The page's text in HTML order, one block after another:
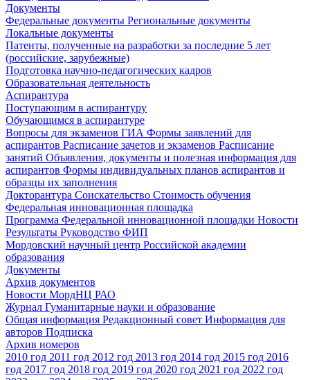
Документы
Федеральные документы Региональные документы
Локальные документы
Патенты, полученные на разработки за последние 5 лет
(российские, зарубежные)
Подготовка научно-педагогических кадров
Образовательная деятельность
Аспирантура
Поступающим в аспирантуру
Обучающимся в аспирантуре
Вопросы для экзаменов ГИА Формы заявлений для
аспирантов Расписание зачетов и экзаменов Расписание
занятий Объявления, документы и полезная информация для
аспирантов Формы индивидуальных планов аспирантов и
образцы их заполнения
Докторантура Соискательство Стоимость обучения
Федеральная инновационная площадка
Программа Федеральной инновационной площадки Новости
Результаты Руководство ФИП
Мордовский научный центр Российской академии
образования
Документы
Архив документов
Новости МордНЦ РАО
Журнал Гуманитарные науки и образование
Общая информация Редакционный совет Информация для
авторов Подписка
Архив номеров
2010 год 2011 год 2012 год 2013 год 2014 год 2015 год 2016
год 2017 год 2018 год 2019 год 2020 год 2021 год 2022 год